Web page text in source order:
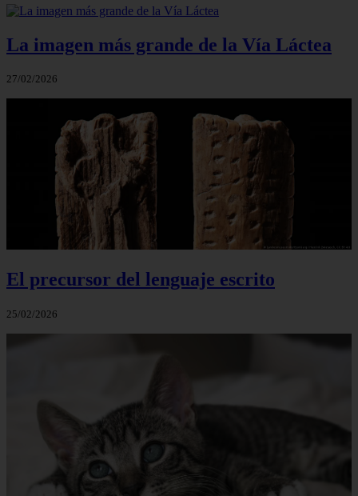
La imagen más grande de la Vía Láctea
27/02/2026
El precursor del lenguaje escrito
25/02/2026